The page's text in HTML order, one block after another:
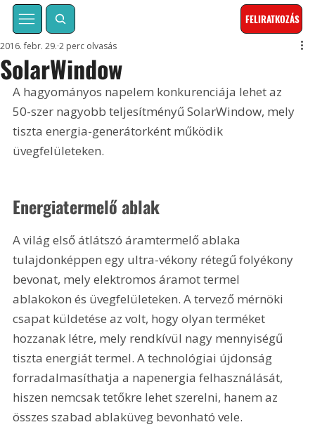
FELIRATKOZÁS
SolarWindow
2016. febr. 29. 2 perc olvasás
A hagyományos napelem konkurenciája lehet az
50-szer nagyobb teljesítményű SolarWindow, mely
tiszta energia-generátorként működik
üvegfelületeken.
Energiatermelő ablak
A világ első átlátszó áramtermelő ablaka
tulajdonképpen egy ultra-vékony rétegű folyékony
bevonat, mely elektromos áramot termel
ablakokon és üvegfelületeken. A tervező mérnöki
csapat küldetése az volt, hogy olyan terméket
hozzanak létre, mely rendkívül nagy mennyiségű
tiszta energiát termel. A technológiai újdonság
forradalmasíthatja a napenergia felhasználását,
hiszen nemcsak tetőkre lehet szerelni, hanem az
összes szabad ablaküveg bevonható vele.